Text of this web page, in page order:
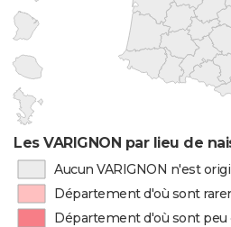
Les VARIGNON par lieu de
Aucun VARIGNON n'est
Département d'où sont
Département d'où sont peu